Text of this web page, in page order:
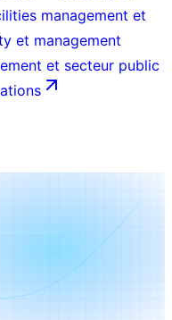
management et
et management
et secteur public